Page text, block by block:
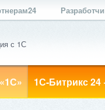
с 1С
1С-Битрикс 24